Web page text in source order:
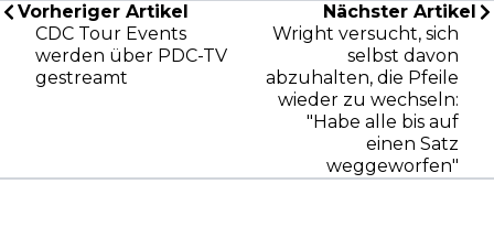
Vorheriger Artikel
CDC Tour Events
werden über PDC-TV
gestreamt
Nächster Artikel
Wright versucht, sich
selbst davon
abzuhalten, die Pfeile
wieder zu wechseln:
"Habe alle bis auf
einen Satz
weggeworfen"